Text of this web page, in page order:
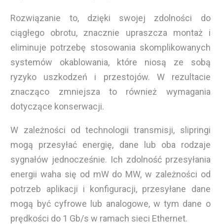
Rozwiązanie to, dzięki swojej zdolności do
ciągłego obrotu, znacznie upraszcza montaż i
eliminuje potrzebę stosowania skomplikowanych
systemów okablowania, które niosą ze sobą
ryzyko uszkodzeń i przestojów. W rezultacie
znacząco zmniejsza to również wymagania
dotyczące konserwacji.
W zależności od technologii transmisji, slipringi
mogą przesyłać energię, dane lub oba rodzaje
sygnałów jednocześnie. Ich zdolność przesyłania
energii waha się od mW do MW, w zależności od
potrzeb aplikacji i konfiguracji, przesyłane dane
mogą być cyfrowe lub analogowe, w tym dane o
prędkości do 1 Gb/s w ramach sieci Ethernet.